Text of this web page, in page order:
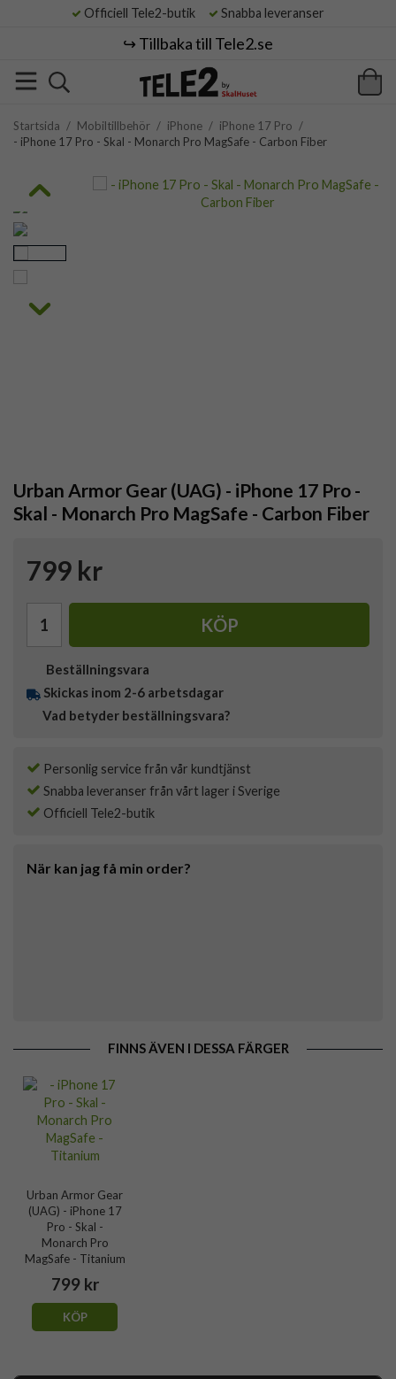
Officiell Tele2-butik Snabba leveranser
↪️ Tillbaka till Tele2.se
Startsida / Mobiltillbehör / iPhone / iPhone 17 Pro /
- iPhone 17 Pro - Skal - Monarch Pro MagSafe - Carbon Fiber
Urban Armor Gear (UAG) - iPhone 17 Pro -
Skal - Monarch Pro MagSafe - Carbon Fiber
799 kr
KÖP
Beställningsvara
Skickas inom 2-6 arbetsdagar
Vad betyder beställningsvara?
Personlig service från vår kundtjänst
Snabba leveranser från vårt lager i Sverige
Officiell Tele2-butik
När kan jag få min order?
FINNS ÄVEN I DESSA FÄRGER
Urban Armor Gear
(UAG) - iPhone 17
Pro - Skal -
Monarch Pro
MagSafe - Titanium
799 kr
KÖP